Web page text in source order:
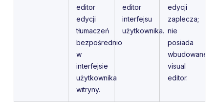
editor
edycji
tłumaczeń
bezpośrednio
w
interfejsie
użytkownika
witryny.
editor
interfejsu
użytkownika.
edycji
zaplecza;
nie
posiada
wbudowanego
visual
editor.